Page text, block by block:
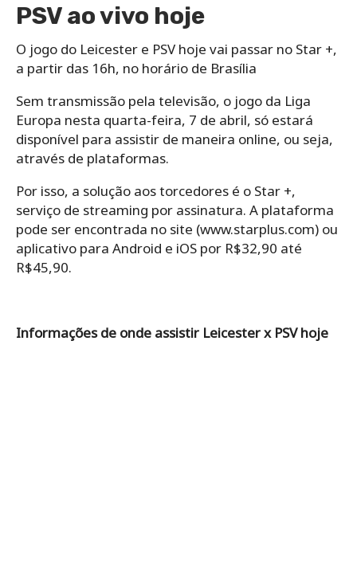
PSV ao vivo hoje
O jogo do Leicester e PSV hoje vai passar no Star +,
a partir das 16h, no horário de Brasília
Sem transmissão pela televisão, o jogo da Liga
Europa nesta quarta-feira, 7 de abril, só estará
disponível para assistir de maneira online, ou seja,
através de plataformas.
Por isso, a solução aos torcedores é o Star +,
serviço de streaming por assinatura. A plataforma
pode ser encontrada no site (www.starplus.com) ou
aplicativo para Android e iOS por R$32,90 até
R$45,90.
Informações de onde assistir Leicester x PSV hoje